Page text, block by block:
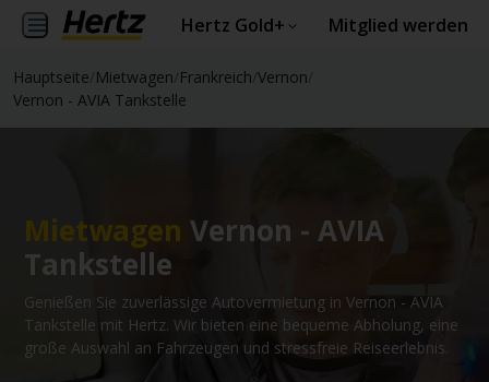
Hertz Gold+ Mitglied werden
Hauptseite Mietwagen Frankreich Vernon
Vernon - AVIA Tankstelle
Mietwagen Vernon - AVIA
Tankstelle
Genießen Sie zuverlässige Autovermietung in Vernon - AVIA
Tankstelle mit Hertz. Wir bieten eine bequeme Abholung, eine
große Auswahl an Fahrzeugen und stressfreie Reiseerlebnis.